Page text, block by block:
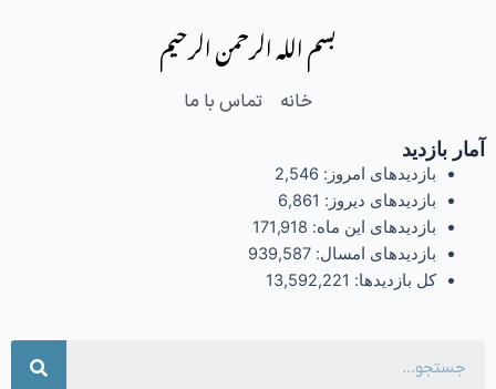
بسم الله الرحمن الرحیم
خانه تماس با ما
آمار بازدید
بازدیدهای امروز: 2,546
بازدیدهای دیروز: 6,861
بازدیدهای این ماه: 171,918
بازدیدهای امسال: 939,587
کل بازدیدها: 13,592,221